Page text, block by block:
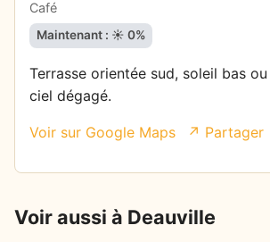
Café
Maintenant : ☀️ 0%
Terrasse orientée sud, soleil bas
ciel dégagé.
Voir sur Google Maps ↗ Partager
Voir aussi à Deauville